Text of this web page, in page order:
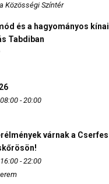
Közösségi Színtér
és a hagyományos kínai
Tabdiban
- 20:00
várnak a Cserfes
- 22:00